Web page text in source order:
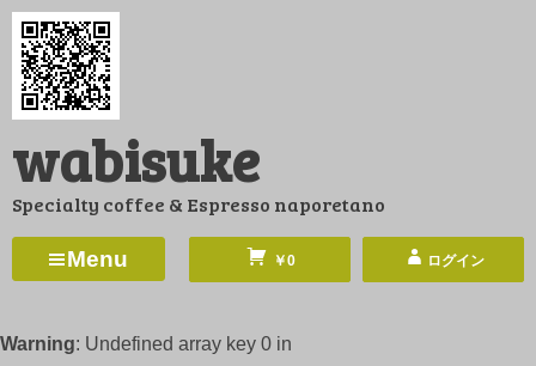
コ
ン
ツ
ス
ッ
wabisuke
Specialty coffee & Espresso naporetano
Menu ￥0 ログイン
Warning: Undefined array key 0 in